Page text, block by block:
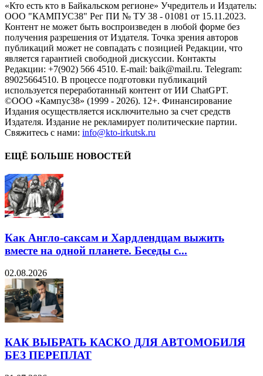
«Кто есть кто в Байкальском регионе» Учредитель и Издатель:
ООО "КАМПУС38" Рег ПИ № ТУ 38 - 01081 от 15.11.2023.
Контент не может быть воспроизведен в любой форме без
получения разрешения от Издателя. Точка зрения авторов
публикаций может не совпадать с позицией Редакции, что
является гарантией свободной дискуссии. Контакты
Редакции: +7(902) 566 4510. E-mail: baik@mail.ru. Telegram:
89025664510. В процессе подготовки публикаций
используется переработанный контент от ИИ ChatGPT.
©ООО «Кампус38» (1999 - 2026). 12+. Финансирование
Издания осуществляется исключительно за счет средств
Издателя. Издание не рекламирует политические партии.
Свяжитесь с нами: info@kto-irkutsk.ru
ЕЩЁ БОЛЬШЕ НОВОСТЕЙ
Как Англо-саксам и Хардлендцам выжить
вместе на одной планете. Беседы с...
02.08.2026
КАК ВЫБРАТЬ КАСКО ДЛЯ АВТОМОБИЛЯ
БЕЗ ПЕРЕПЛАТ